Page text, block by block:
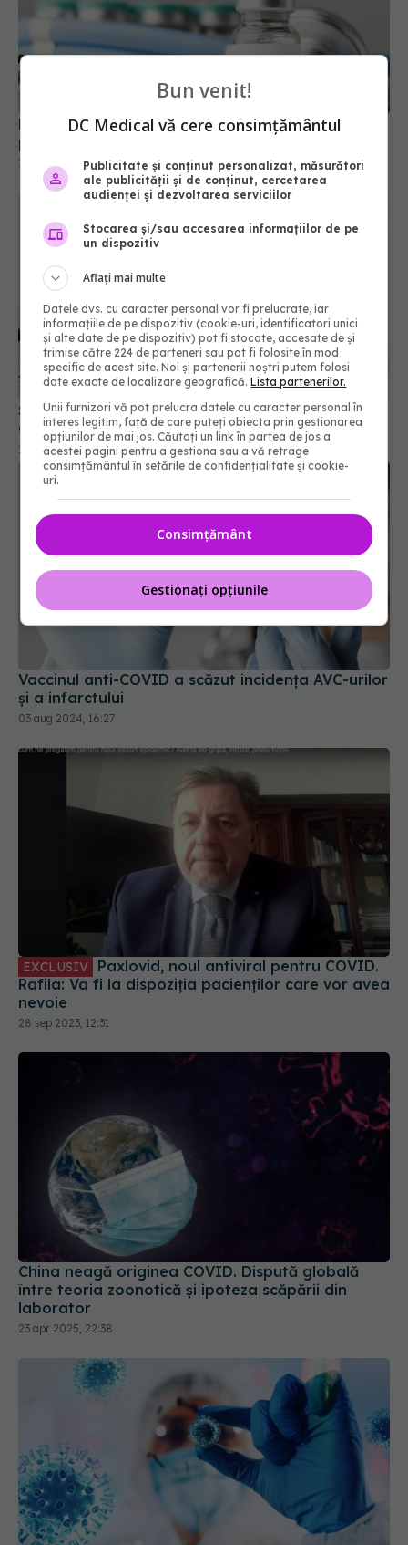
FDA aprobă vaccinul Novavax COVID, dar doar
pentru unii. Cine poate beneficia de el
19 mai 2025, 09:48
Spray-ul nazal pentru alergii care poate preveni
COVID-ul, răceala și alte infecții respiratorii
15 sep 2025, 20:32
Vaccinul anti-COVID a scăzut incidența AVC-urilor
și a infarctului
03 aug 2024, 16:27
EXCLUSIV
Rafila: Va fi la dispoziția pacienților care vor avea
nevoie
28 sep 2023, 12:31
China neagă originea COVID. Dispută globală
între teoria zoonotică și ipoteza scăpării din
laborator
23 apr 2025, 22:38
Bun venit!
DC Medical vă cere consimțământul
Publicitate și conținut personalizat, măsurători
ale publicității și de conținut, cercetarea
audienței și dezvoltarea serviciilor
Stocarea și/sau accesarea informațiilor de pe
un dispozitiv
Aflați mai multe
Datele dvs. cu caracter personal vor fi prelucrate, iar
informațiile de pe dispozitiv (cookie-uri, identificatori unici
și alte date de pe dispozitiv) pot fi stocate, accesate de și
trimise către 224 de parteneri sau pot fi folosite în mod
specific de acest site. Noi și partenerii noștri putem folosi
date exacte de localizare geografică.Lista partenerilor.
Unii furnizori vă pot prelucra datele cu caracter personal în
interes legitim, față de care puteți obiecta prin gestionarea
opțiunilor de mai jos. Căutați un link în partea de jos a
acestei pagini pentru a gestiona sau a vă retrage
consimțământul în setările de confidențialitate și cookie-
uri.
Consimțământ
Gestionați opțiunile